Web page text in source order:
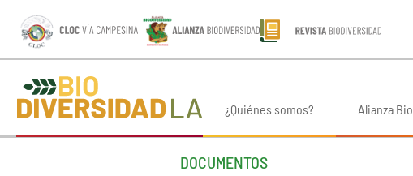
¿Quiénes somos? Alianza
DOCUMENTOS